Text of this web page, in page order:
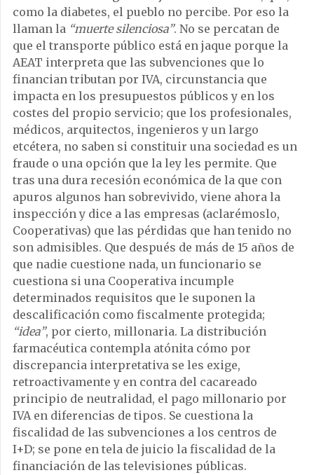
como la diabetes, el pueblo no percibe. Por eso la
llaman la “muerte silenciosa”. No se percatan de
que el transporte público está en jaque porque la
AEAT interpreta que las subvenciones que lo
financian tributan por IVA, circunstancia que
impacta en los presupuestos públicos y en los
costes del propio servicio; que los profesionales,
médicos, arquitectos, ingenieros y un largo
etcétera, no saben si constituir una sociedad es un
fraude o una opción que la ley les permite. Que
tras una dura recesión económica de la que con
apuros algunos han sobrevivido, viene ahora la
inspección y dice a las empresas (aclarémoslo,
Cooperativas) que las pérdidas que han tenido no
son admisibles. Que después de más de 15 años de
que nadie cuestione nada, un funcionario se
cuestiona si una Cooperativa incumple
determinados requisitos que le suponen la
descalificación como fiscalmente protegida;
“idea”, por cierto, millonaria. La distribución
farmacéutica contempla atónita cómo por
discrepancia interpretativa se les exige,
retroactivamente y en contra del cacareado
principio de neutralidad, el pago millonario por
IVA en diferencias de tipos. Se cuestiona la
fiscalidad de las subvenciones a los centros de
I+D; se pone en tela de juicio la fiscalidad de la
financiación de las televisiones públicas.